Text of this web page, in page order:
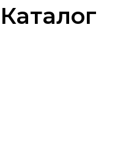
Каталог